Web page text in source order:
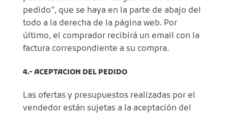
pedido”, que se haya en la parte de abajo del
todo a la derecha de la página web. Por
último, el comprador recibirá un email con la
factura correspondiente a su compra.
4.- ACEPTACION DEL PEDIDO
Las ofertas y presupuestos realizadas por el
vendedor están sujetas a la aceptación del